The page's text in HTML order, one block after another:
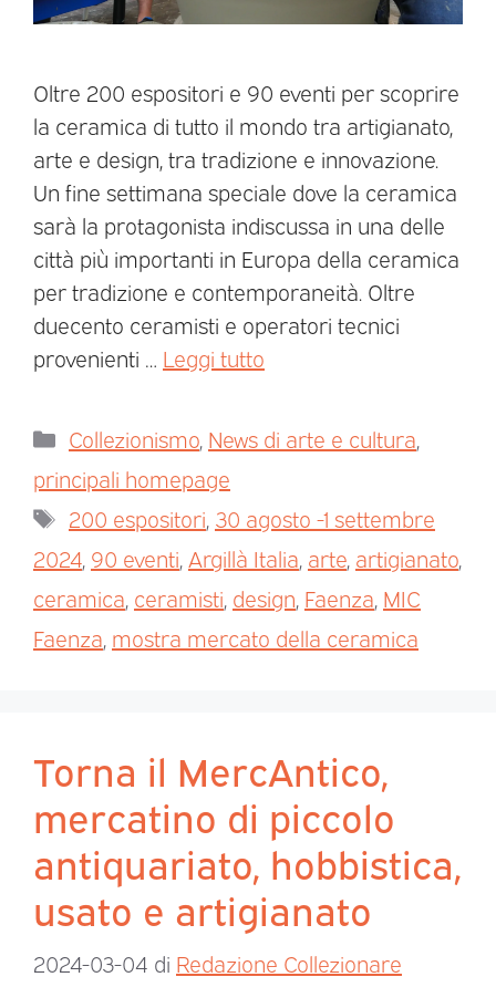
Oltre 200 espositori e 90 eventi per scoprire
la ceramica di tutto il mondo tra artigianato,
arte e design, tra tradizione e innovazione.
Un fine settimana speciale dove la ceramica
sarà la protagonista indiscussa in una delle
città più importanti in Europa della ceramica
per tradizione e contemporaneità. Oltre
duecento ceramisti e operatori tecnici
provenienti … Leggi tutto
Collezionismo News di arte e cultura
principali homepage
200 espositori 30 agosto -1 settembre
2024 90 eventi Argillà Italia arte artigianato
ceramica ceramisti design Faenza MIC
Faenza mostra mercato della ceramica
Torna il MercAntico,
mercatino di piccolo
antiquariato, hobbistica,
usato e artigianato
2024-03-04 di Redazione Collezionare